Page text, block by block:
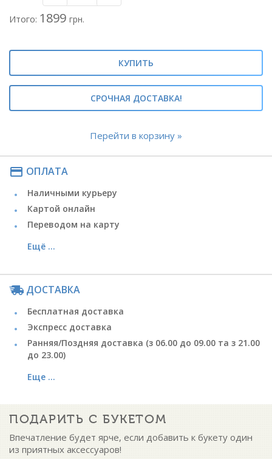
Итого: 1899 грн.
КУПИТЬ
СРОЧНАЯ ДОСТАВКА!
Перейти в корзину »
payment ОПЛАТА
Наличными курьеру
Картой онлайн
Переводом на карту
Ещё ...
ДОСТАВКА
Бесплатная доставка
Экспресс доставка
Ранняя/Поздняя доставка (з 06.00 до 09.00 та з 21.00
до 23.00)
Еще ...
ПОДАРИТЬ С БУКЕТОМ
Впечатление будет ярче, если добавить к букету один
из приятных аксессуаров!